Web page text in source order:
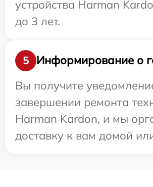
устройства Harman
до 3 лет.
5
Информирование о
Вы получите
завершении ремонта
Harman Kardon, и мы
доставку к вам домой